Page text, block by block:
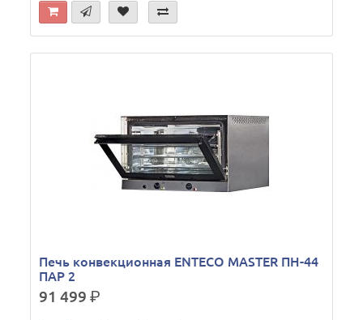
Печь конвекционная ENTECO MASTER ПН-44
ПАР 2
91 499р.